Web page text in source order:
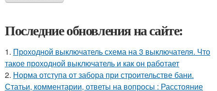
Последние обновления на сайте:
1. Проходной выключатель схема на 3 выключателя. Что
такое проходной выключатель и как он работает
2. Норма отступа от забора при строительстве бани.
Статьи, комментарии, ответы на вопросы : Расстояние